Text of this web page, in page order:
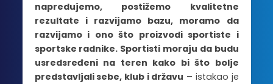
napredujemo, postižemo kvalitetne
rezultate i razvijamo bazu, moramo da
razvijamo i ono što proizvodi sportiste i
sportske radnike. Sportisti moraju da budu
usredsređeni na teren kako bi što bolje
predstavljali sebe, klub i državu – istakao je